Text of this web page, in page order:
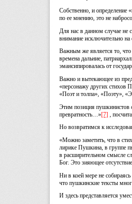
Собственно, и определение
по ее мнению, это не
Для нас в данном случае не
внимание исключительно на
Важным же является то,
времена дальние,
эмансипировалась от
Важно и вытекающее из
«персонажу других стихов
«Поэт и толпа», «Поэту»,
Этим позиция пушкинистов
превратность…»[7] ,
Но возвратимся к
«Можно заметить, что в
лирике Пушкина, в группе
в расширительном смысле
Бог. Это зияющее
Ни в коей мере не
что пушкинские тексты
И здесь представляется